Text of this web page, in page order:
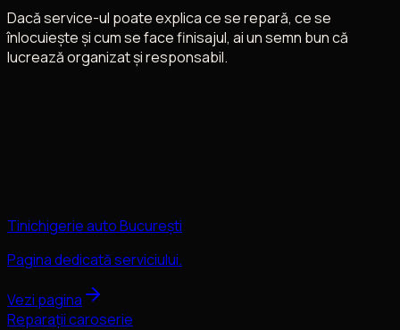
Dacă service-ul poate explica ce se repară, ce se
înlocuiește și cum se face finisajul, ai un semn bun că
lucrează organizat și responsabil.
Tinichigerie auto București
Pagina dedicată serviciului.
Vezi pagina
Reparații caroserie